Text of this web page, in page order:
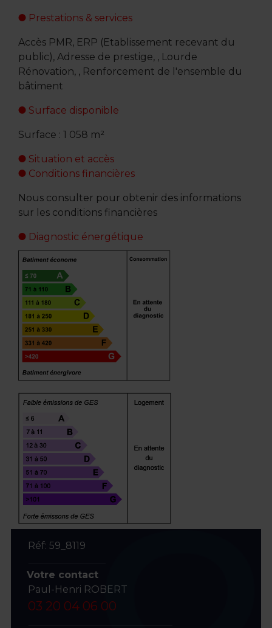
Prestations & services
Accès PMR, ERP (Etablissement recevant du
public), Adresse de prestige, , Lourde
Rénovation, , Renforcement de l'ensemble du
bâtiment
Surface disponible
Surface : 1 058 m²
Situation et accès
Conditions financières
Nous consulter pour obtenir des informations
sur les conditions financières
Diagnostic énergétique
Réf: 59_8119
Votre contact
Paul-Henri ROBERT
03 20 04 06 00